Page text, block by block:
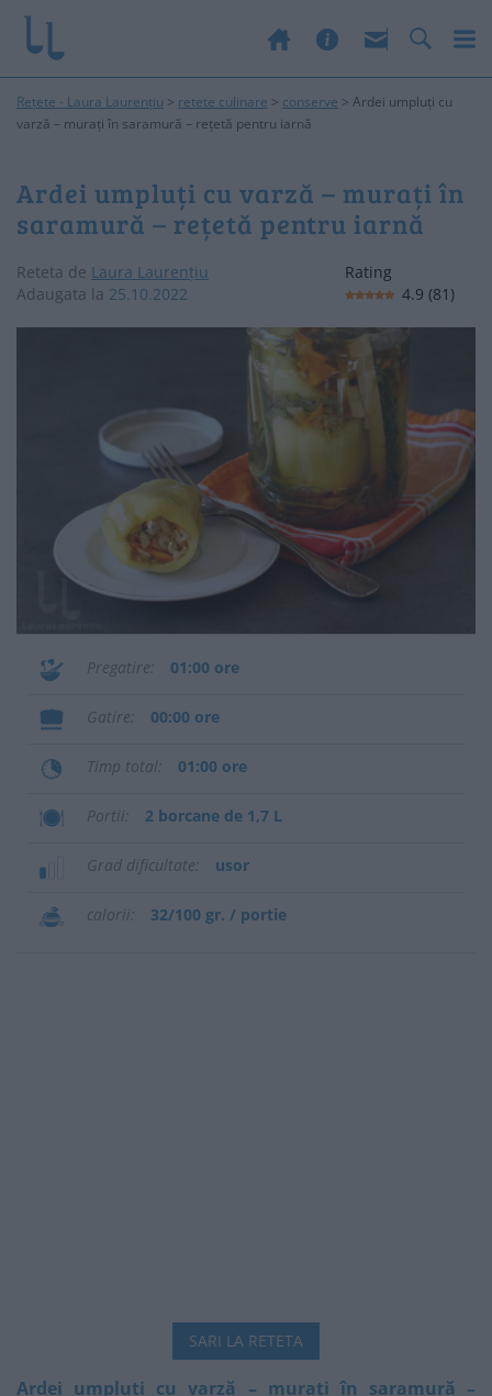
Rețete - Laura Laurențiu > retete culinare > conserve > Ardei umpluți cu
varză – murați în saramură – rețetă pentru iarnă
Ardei umpluți cu varză – murați în
saramură – rețetă pentru iarnă
Reteta de Laura Laurențiu
Adaugata la 25.10.2022
Rating
4.9 (81 )
Pregatire 01:00 ore
Gatire 00:00 ore
Timp total 01:00 ore
Portii 2 borcane de 1,7 L
Grad dificultate usor
calorii 32/100 gr. / portie
SARI LA RETETA
Ardei umpluți cu varză – murați în saramură –